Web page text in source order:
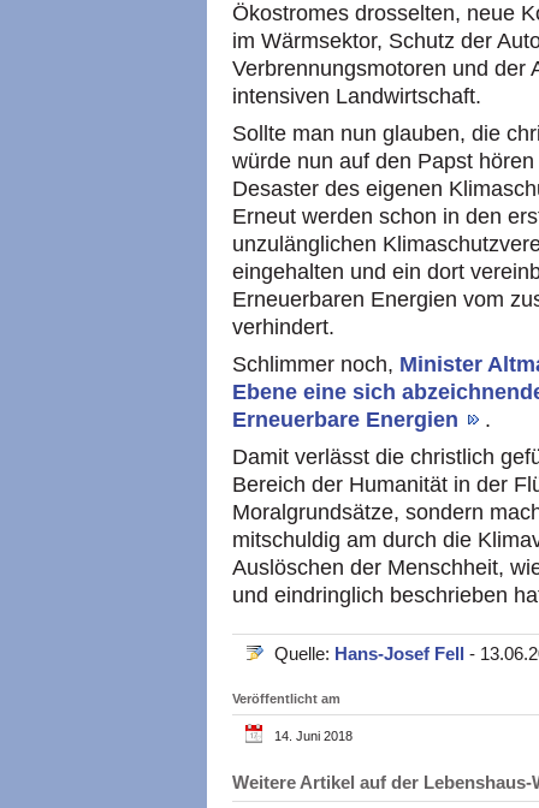
Ökostromes drosselten, neue
im Wärmsektor, Schutz der
Verbrennungsmotoren und der
intensiven Landwirtschaft.
Sollte man nun glauben, die
würde nun auf den Papst
Desaster des eigenen
Erneut werden schon in den
unzulänglichen
eingehalten und ein dort
Erneuerbaren Energien vom
verhindert.
Schlimmer noch, Minister
Ebene eine sich
Erneuerbare Energien
.
Damit verlässt die christlich
Bereich der Humanität in der
Moralgrundsätze, sondern
mitschuldig am durch die
Auslöschen der Menschheit,
und eindringlich beschrieben
Quelle: Hans-Josef Fell -
Veröffentlicht am
14. Juni 2018
Weitere Artikel auf der